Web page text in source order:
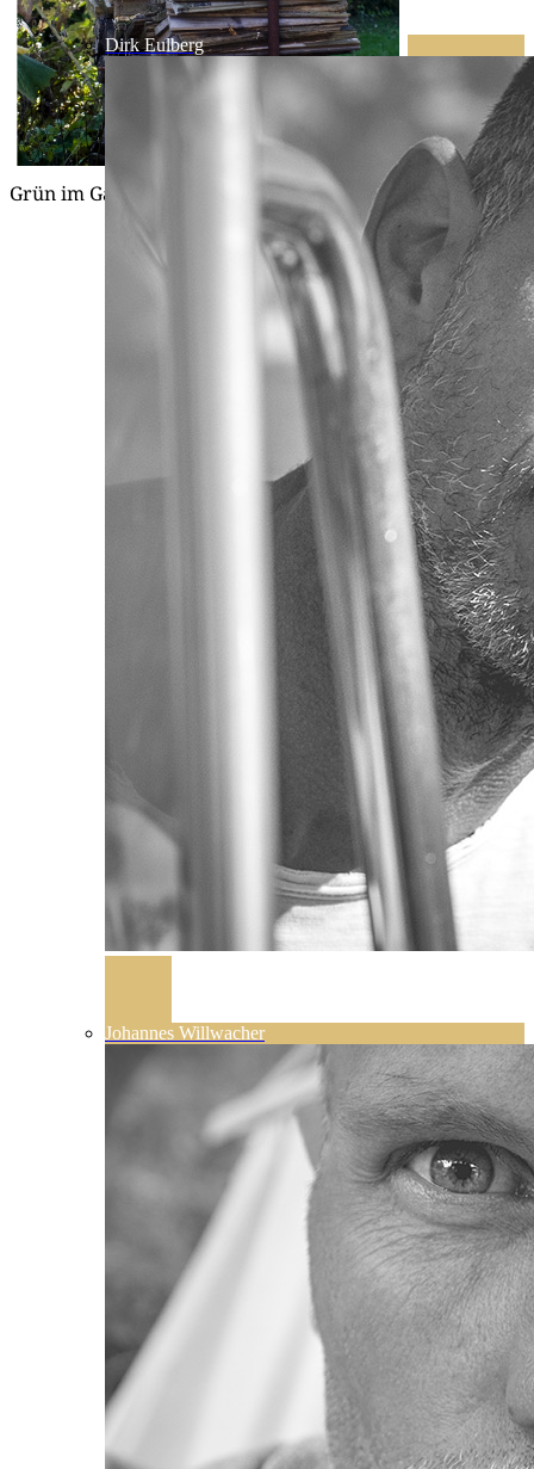
Grün im Gar­ten
Dirk Eulberg
Johannes Willwacher